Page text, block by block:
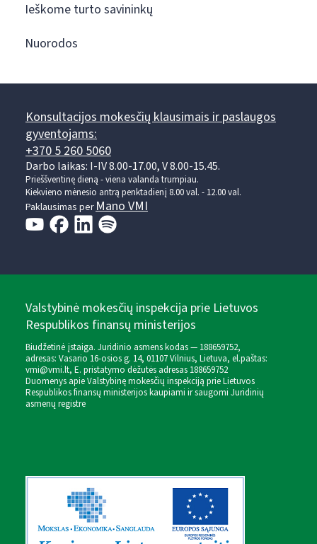
Ieškome turto savininkų
Nuorodos
Konsultacijos mokesčių klausimais ir paslaugos
gyventojams:
+370 5 260 5060
Darbo laikas: I-IV 8.00-17.00, V 8.00-15.45.
Prieššventinę dieną - viena valanda trumpiau.
Kiekvieno mėnesio antrą penktadienį 8.00 val. - 12.00 val.
Paklausimas perMano VMI
Valstybinė mokesčių inspekcija prie Lietuvos
Respublikos finansų ministerijos
Biudžetinė įstaiga. Juridinio asmens kodas — 188659752,
adresas: Vasario 16-osios g. 14, 01107 Vilnius, Lietuva, el.paštas:
vmi@vmi.lt, E. pristatymo dėžutės adresas 188659752
Duomenys apie Valstybinę mokesčių inspekciją prie Lietuvos
Respublikos finansų ministerijos kaupiami ir saugomi Juridinių
asmenų registre